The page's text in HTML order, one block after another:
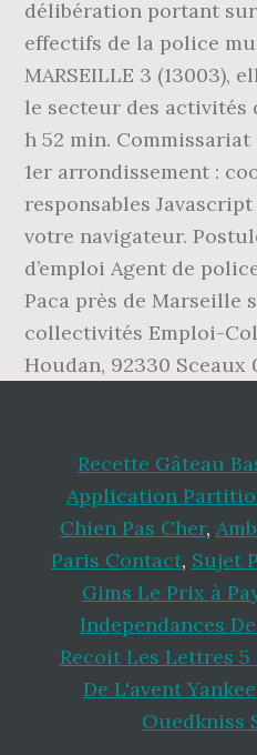
délibération portant
effectifs de la police
MARSEILLE 3 (13003),
le secteur des activités
h 52 min.
1er arrondissement :
responsables
votre navigateur.
d’emploi Agent de
Paca près de Marseille
collectivités Emploi-
Houdan, 92330 Sceaux
Recette Gâteau
Application
Chien Pas Cher,
Paris Contact, Sujet
Gims Le Prix à
Independances
Recoit Les Lettres
De L'avent
Ouedkniss